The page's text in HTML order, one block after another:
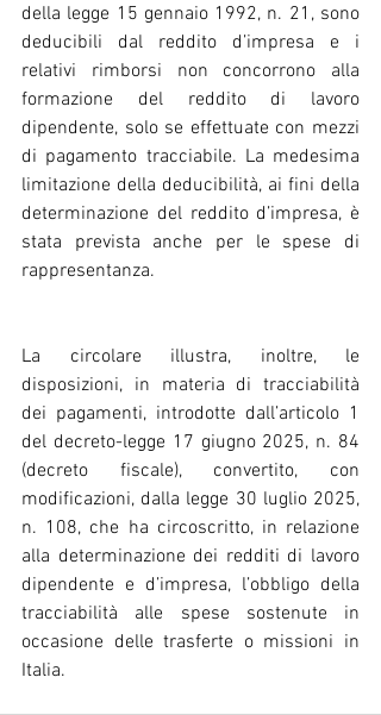
della legge 15 gennaio 1992, n. 21, sono
deducibili dal reddito d’impresa e i
relativi rimborsi non concorrono alla
formazione del reddito di lavoro
dipendente, solo se effettuate con mezzi
di pagamento tracciabile. La medesima
limitazione della deducibilità, ai fini della
determinazione del reddito d’impresa, è
stata prevista anche per le spese di
rappresentanza.
La circolare illustra, inoltre, le
disposizioni, in materia di tracciabilità
dei pagamenti, introdotte dall’articolo 1
del decreto-legge 17 giugno 2025, n. 84
(decreto fiscale), convertito, con
modificazioni, dalla legge 30 luglio 2025,
n. 108, che ha circoscritto, in relazione
alla determinazione dei redditi di lavoro
dipendente e d’impresa, l’obbligo della
tracciabilità alle spese sostenute in
occasione delle trasferte o missioni in
Italia.